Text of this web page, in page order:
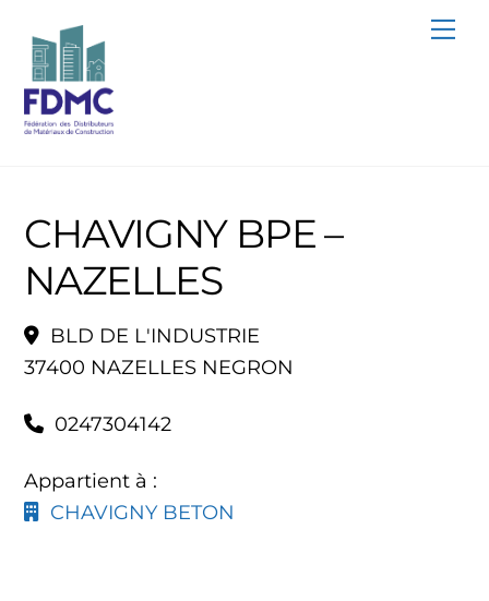
content
CHAVIGNY BPE –
NAZELLES
BLD DE L'INDUSTRIE
37400 NAZELLES NEGRON
0247304142
Appartient à :
CHAVIGNY BETON